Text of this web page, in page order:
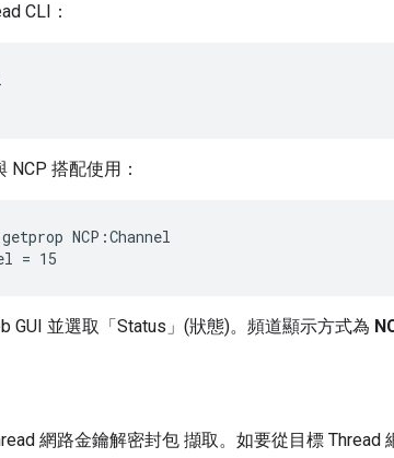
CLI：
NCP 搭配使用：
NCP:Channel
GUI 並選取「Status」(狀態)。頻道顯示方式為
網路金鑰解密封包 擷取。如要從目標